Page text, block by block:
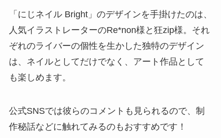
「にじネイル Bright」のデザインを手掛けたのは、
人気イラストレーターのRe*non様と狂zip様。それ
ぞれのライバーの個性を生かした独特のデザイン
は、ネイルとしてだけでなく、アート作品として
も楽しめます。
公式SNSでは彼らのコメントも見られるので、制
作秘話などに触れてみるのもおすすめです！